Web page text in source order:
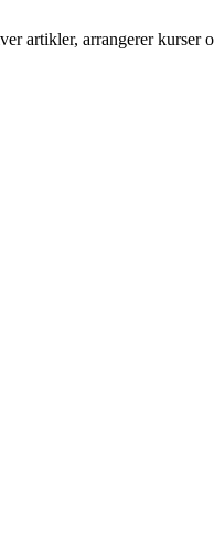
arrangerer kurser